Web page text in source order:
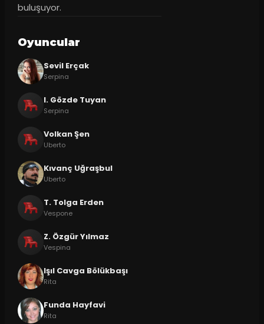
buluşuyor.
Oyuncular
Sevil Erçak
Serpina
I. Gözde Tuyan
Serpina
Volkan Şen
Uberto
Kıvanç Uğraşbul
Uberto
T. Tolga Erden
Vespone
Z. Özgür Yılmaz
Vespina
Işıl Cavga Bölükbaşı
Rita
Funda Hayfavi
Rita